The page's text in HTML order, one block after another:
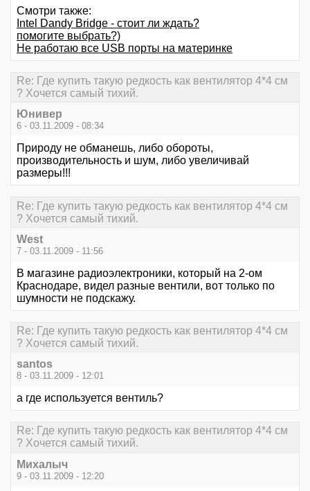
Смотри также:
Intel Dandy Bridge - стоит ли ждать?
помогите выбрать?)
Не работаю все USB порты на материнке
Re: Где купить такую редкость как вентилятор 4*4 см
? Хочется самый тихий.
Юнивер
6 - 03.11.2009 - 08:34
Природу не обманешь, либо обороты,
производительность и шум, либо увеличивай
размеры!!!
Re: Где купить такую редкость как вентилятор 4*4 см
? Хочется самый тихий.
West
7 - 03.11.2009 - 11:56
В магазине радиоэлектроники, который на 2-ом
Краснодаре, видел разные вентили, вот только по
шумности не подскажу.
Re: Где купить такую редкость как вентилятор 4*4 см
? Хочется самый тихий.
santos
8 - 03.11.2009 - 12:01
а где используется вентиль?
Re: Где купить такую редкость как вентилятор 4*4 см
? Хочется самый тихий.
Михалыч
9 - 03.11.2009 - 12:20